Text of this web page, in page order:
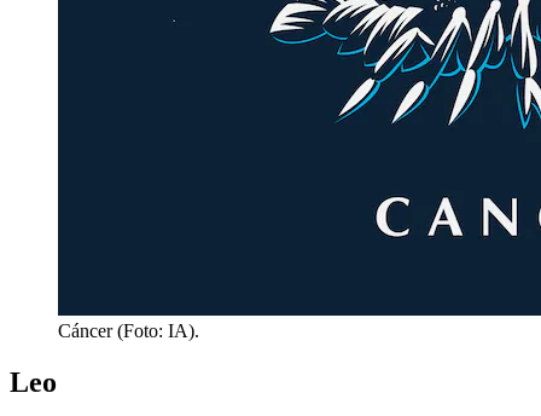
Cáncer (Foto: IA).
Leo